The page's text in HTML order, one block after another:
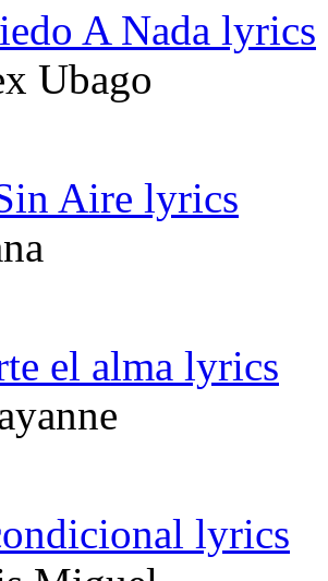
A Nada lyrics
Ubago
Aire lyrics
el alma lyrics
lyrics